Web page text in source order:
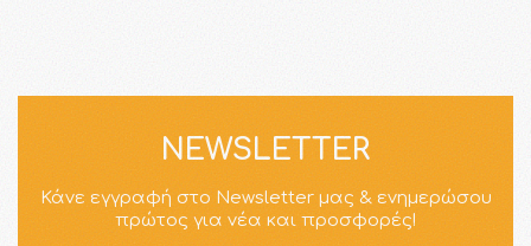
NEWSLETTER
Κάνε εγγραφή στο Newsletter μας & ενημερώσου
πρώτος για νέα και προσφορές!